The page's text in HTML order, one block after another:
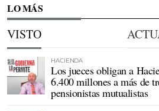
LO MÁS
VISTO
HACIENDA
Los jueces obligan a
6.400 millones a más de
pensionistas mutualistas